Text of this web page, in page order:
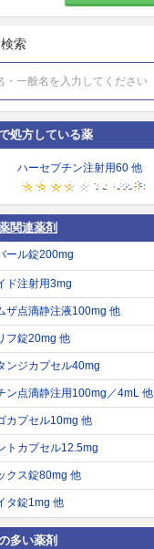
索
処方している薬
ハーセプチン注射用60 他
関連薬剤
ール錠200mg
ド注射用3mg
ザ点滴静注液100mg 他
フ錠20mg 他
ンジカプセル40mg
ン点滴静注用100mg／4mL 他
カプセル10mg 他
トカプセル12.5mg
クス錠80mg 他
タ錠1mg 他
多い薬剤